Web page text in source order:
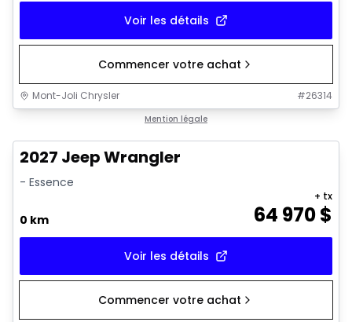
Voir les détails
Commencer votre achat
Mont-Joli Chrysler #26314
Mention légale
2027 Jeep Wrangler
- Essence
0 km 64 970$
+ tx
Voir les détails
Commencer votre achat